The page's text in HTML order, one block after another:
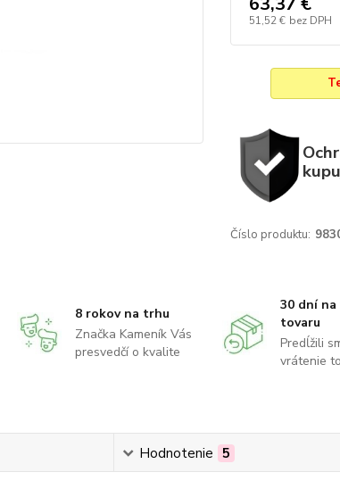
51,52 € bez DPH
Číslo produktu:
8 rokov na trhu
Značka Kameník Vás
presvedčí o kvalite
30 dní
tovaru
Predĺžili
vrátenie
Hodnotenie 5